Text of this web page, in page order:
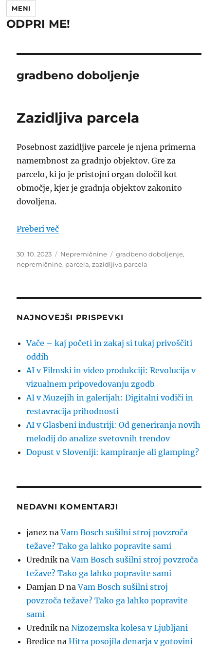
ODPRI ME!
MENI
gradbeno doboljenje
Zazidljiva parcela
Posebnost zazidljive parcele je njena primerna
namembnost za gradnjo objektov. Gre za
parcelo, ki jo je pristojni organ določil kot
območje, kjer je gradnja objektov zakonito
dovoljena.
Preberi več“Zazidljiva parcela”
Objavljeno
dne
30. 10. 2023 Kategorije
Nepremičnine Oznake
gradbeno doboljenje,
nepremičnine, parcela,zazidljiva parcela
NAJNOVEJŠI PRISPEVKI
Vače – kaj početi in zakaj si tukaj privoščiti
oddih
AI v Filmski in video produkciji: Revolucija v
vizualnem pripovedovanju zgodb
AI v Muzejih in galerijah: Digitalni vodiči in
restavracija prihodnosti
AI v Glasbeni industriji: Od generiranja novih
melodij do analize svetovnih trendov
Dopust v Sloveniji: kampiranje ali glamping?
NEDAVNI KOMENTARJI
janez naVam Bosch sušilni stroj povzroča
težave? Tako ga lahko popravite sami
Urednik naVam Bosch sušilni stroj povzroča
težave? Tako ga lahko popravite sami
Damjan D naVam Bosch sušilni stroj
povzroča težave? Tako ga lahko popravite
sami
Urednik naNizozemska kolesa v Ljubljani
Bredice naHitra posojila denarja v gotovini